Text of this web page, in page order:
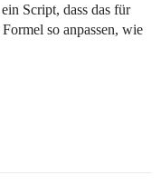
Script, dass das für
so anpassen, wie